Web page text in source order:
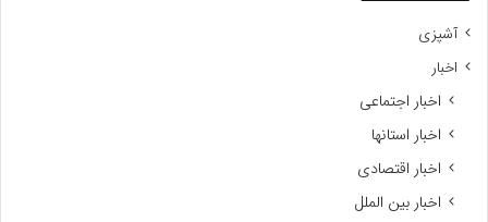
آشپزی
اخبار
اخبار اجتماعی
اخبار استانها
اخبار اقتصادی
اخبار بین الملل